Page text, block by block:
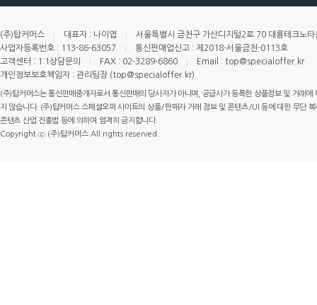
(주)탑커머스 대표자 : 나이엽
서울특별시 금천구 가산디지털2로 70 대륭테크노
사업자등록번호 : 113-86-63057
통신판매업신고 : 제2018-서울금천-0113호
고객센터 : 1:1상담문의
FAX : 02-3289-6860
Email : top@specialoffer.kr
개인정보보호책임자 : 관리팀장 (top@specialoffer.kr)
(주)탑커머스는 통신판매중개자로서 통신판매의 당사자가 아니며, 공급사가 등록한 상품정보 및 거래
지 않습니다. (주)탑커머스 스페셜오퍼 사이트의 상품/판매자 거래 정보 및 콘텐츠/UI 등에 대한 무단
콘텐츠 산업 진흥법 등에 의하여 엄격히 금지합니다.
Copyright ⓒ (주)탑커머스 All rights reserved.